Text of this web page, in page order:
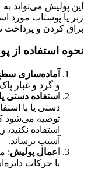
این پولیش می‌تواند
زبر یا پوستاب مورد
براق کردن و پرداخت
نحوه استفاده از
آماده‌سازی
و گرد و غبار
استفاده دستی
دستی یا با
توصیه می‌شود
استفاده
آسیب برساند.
اعمال پولیش:
با حرکات